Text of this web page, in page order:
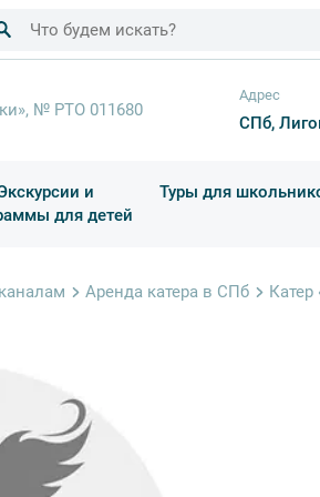
№ РТО 011680
Адрес
СПб,
и
для детей
Туры для
Аренда катера в СПб Катер